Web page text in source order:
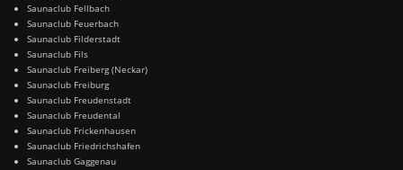
Saunaclub Fellbach
Saunaclub Feuerbach
Saunaclub Filderstadt
Saunaclub Fils
Saunaclub Freiberg (Neckar)
Saunaclub Freiburg
Saunaclub Freudenstadt
Saunaclub Freudental
Saunaclub Frickenhausen
Saunaclub Friedrichshafen
Saunaclub Gaggenau